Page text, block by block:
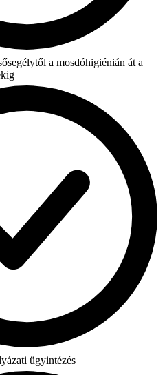
a mosdóhigiénián át a
ügyintézés